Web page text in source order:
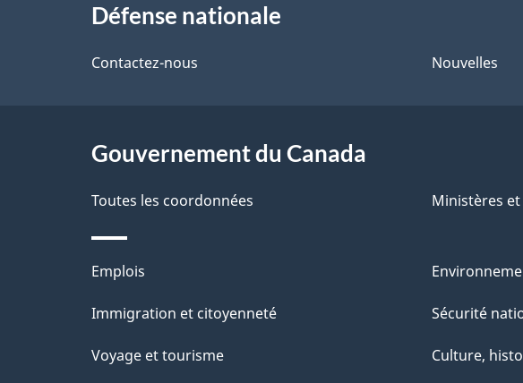
d
proposDéfense nationale
Contactez-nous Nouvelles
Gouvernement du Canada
Toutes les coordonnées Ministères
Thèmes
et
Emplois
Immigration et citoyenneté
Voyage et tourisme
Sécurité
Culture,